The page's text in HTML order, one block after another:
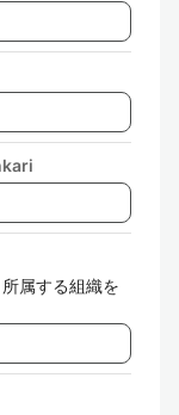
属する組織を